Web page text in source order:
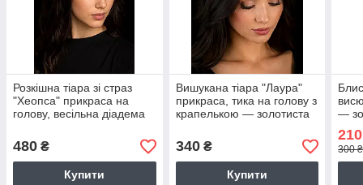
Розкішна тіара зі страз
"Хеопса" прикраса на
голову, весільна діадема
480 ₴
Купити
Вишукана тіара "Лаура"
прикраса, тика на голову з
крапелькою — золотиста
340₴
Купити
—
210
300